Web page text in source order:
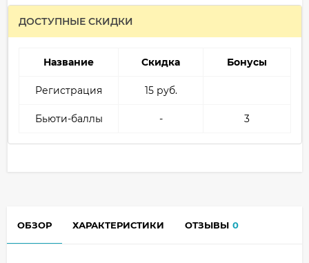
ДОСТУПНЫЕ СКИДКИ
Название Скидка Бонусы
Регистрация 15 руб.
Бьюти-баллы - 3
ОБЗОР ХАРАКТЕРИСТИКИ ОТЗЫВЫ 0